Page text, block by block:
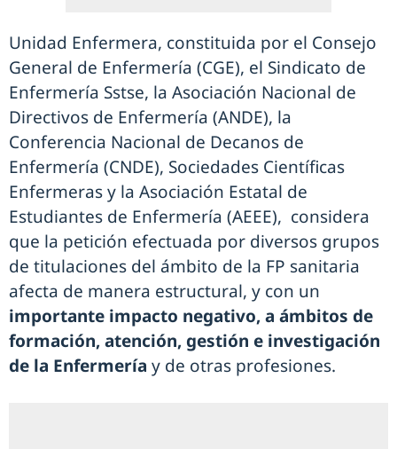
Unidad Enfermera, constituida por el Consejo
General de Enfermería (CGE), el Sindicato de
Enfermería Sstse, la Asociación Nacional de
Directivos de Enfermería (ANDE), la
Conferencia Nacional de Decanos de
Enfermería (CNDE), Sociedades Científicas
Enfermeras y la Asociación Estatal de
Estudiantes de Enfermería (AEEE), considera
que la petición efectuada por diversos grupos
de titulaciones del ámbito de la FP sanitaria
afecta de manera estructural, y con un
importante impacto negativo, a ámbitos de
formación, atención, gestión e investigación
de la Enfermería y de otras profesiones.